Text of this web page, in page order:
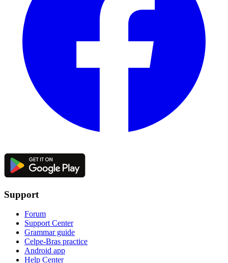
Support
Forum
Support Center
Grammar guide
Celpe-Bras practice
Android app
Help Center